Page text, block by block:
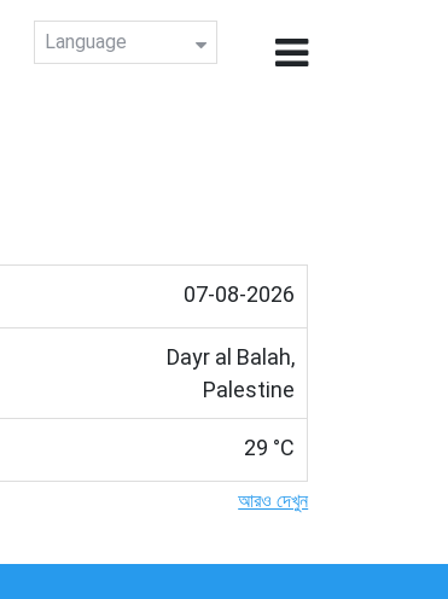
Language
07-08-2026
Dayr al Balah,
Palestine
29 °C
আরও দেখুন